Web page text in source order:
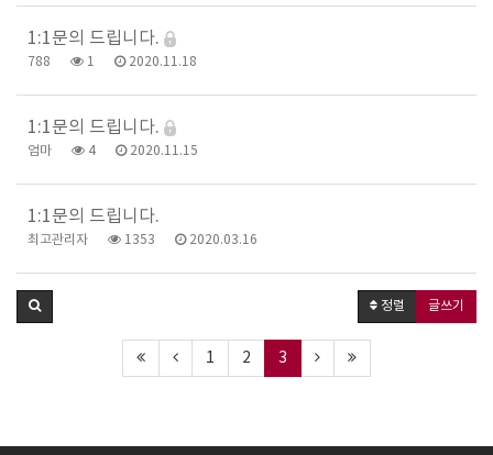
1:1문의 드립니다.
788 1 2020.11.18
1:1문의 드립니다.
엄마 4 2020.11.15
1:1문의 드립니다.
최고관리자 1353 2020.03.16
정렬 글쓰기
1 2 3